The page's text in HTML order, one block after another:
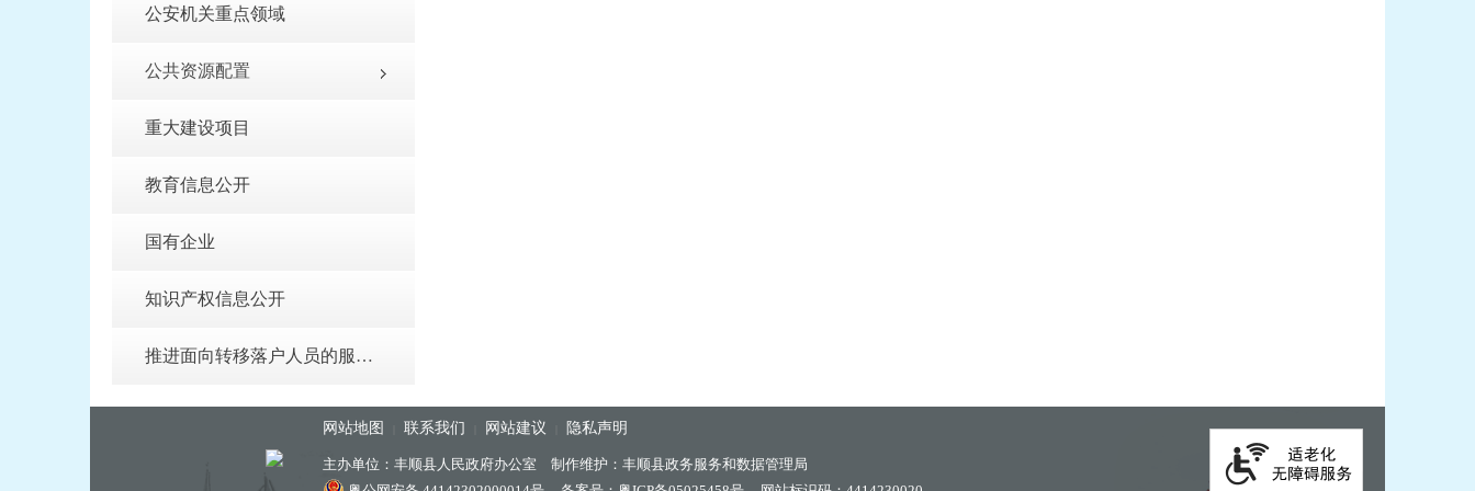
公安机关重点领域
公共资源配置
重大建设项目
教育信息公开
国有企业
知识产权信息公开
推进面向转移落户人员的服务公开
网站地图 联系我们 网站建议 隐私声明
主办单位：丰顺县人民政府办公室 制作维护：丰顺县政务服务和数据管理局